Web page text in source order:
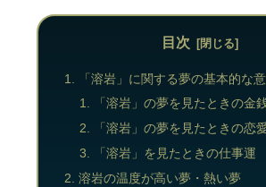
目次
「溶岩」に関する夢の基本的な
「溶岩」の夢を見たときの金
「溶岩」の夢を見たときの恋
「溶岩」を見たときの仕事運
溶岩の温度が高い夢・熱い夢